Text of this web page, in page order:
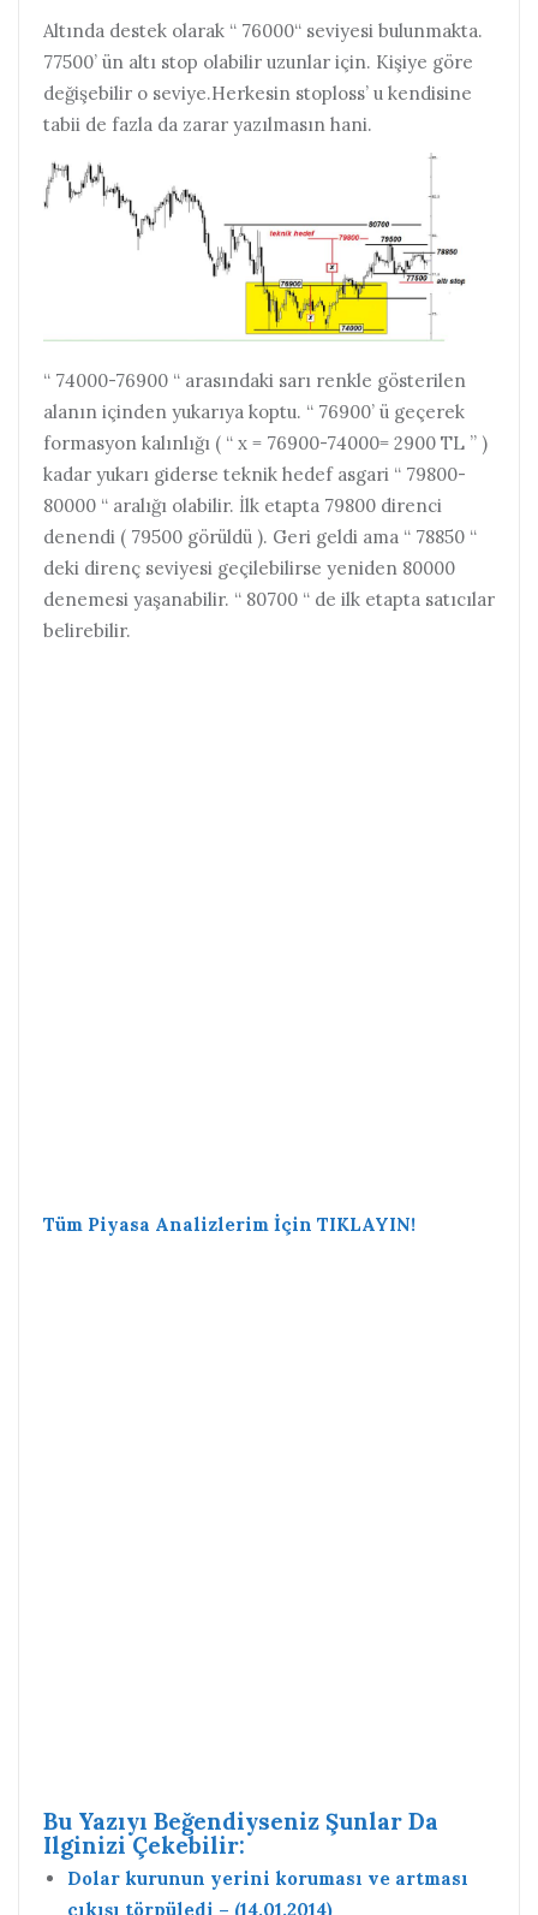
Altında destek olarak “ 76000“ seviyesi bulunmakta.
77500’ ün altı stop olabilir uzunlar için. Kişiye göre
değişebilir o seviye.Herkesin stoploss’ u kendisine
tabii de fazla da zarar yazılmasın hani.
“ 74000-76900 “ arasındaki sarı renkle gösterilen
alanın içinden yukarıya koptu. “ 76900’ ü geçerek
formasyon kalınlığı ( “ x = 76900-74000= 2900 TL ” )
kadar yukarı giderse teknik hedef asgari “ 79800-
80000 “ aralığı olabilir. İlk etapta 79800 direnci
denendi ( 79500 görüldü ). Geri geldi ama “ 78850 “
deki direnç seviyesi geçilebilirse yeniden 80000
denemesi yaşanabilir. “ 80700 “ de ilk etapta satıcılar
belirebilir.
Tüm Piyasa Analizlerim İçin TIKLAYIN!
Bu Yazıyı Beğendiyseniz Şunlar Da
Ilginizi Çekebilir:
Dolar kurunun yerini koruması ve artması
çıkışı törpüledi – (14.01.2014)